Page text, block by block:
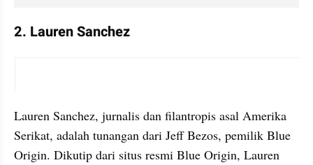
2. Lauren Sanchez
Lauren Sanchez, jurnalis dan filantropis asal Amerika
Serikat, adalah tunangan dari Jeff Bezos, pemilik Blue
Origin. Dikutip dari situs resmi Blue Origin, Lauren